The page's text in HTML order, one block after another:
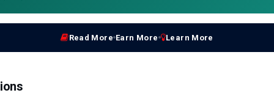
Read More Earn More Learn More